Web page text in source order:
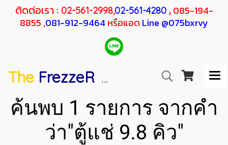
ติดต่อเรา : 02-561-2998,02-561-4280 ,085-194-
8855 ,081-912-9464หรือแอด Line @075bxrvy
The FrezzeR SANDEN F RESHER
ค้นพบ 1 รายการ จากคำ
ว่า"ตู้แช่ 9.8 คิว"